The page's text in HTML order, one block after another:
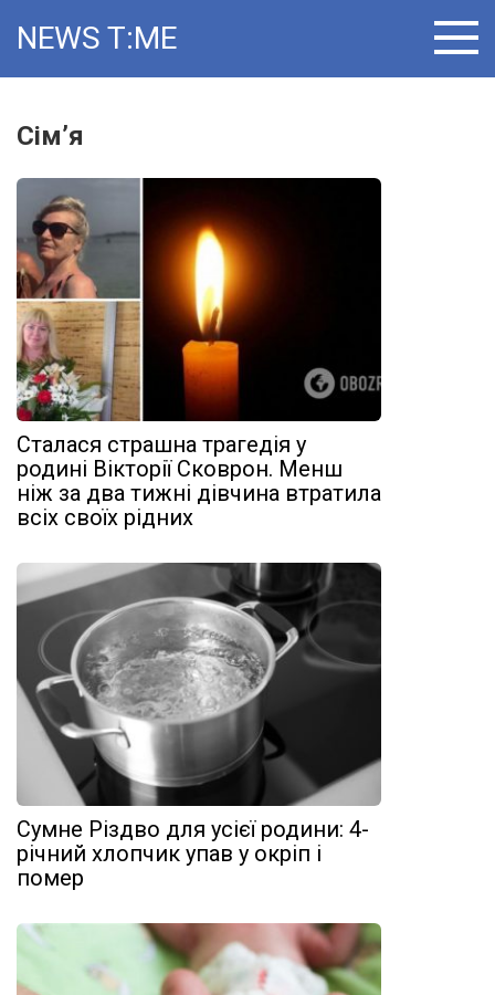
NEWS T:ME
Сім’я
Сталася страшна трагедія у
родині Вікторії Сковрон. Менш
ніж за два тижні дівчина втратила
всіх своїх рідних
Сумне Різдво для усієї родини: 4-
річний хлопчик упав у окріп і
помер